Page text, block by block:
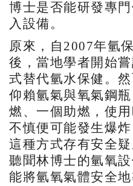
博士是否能研發專
入設備。
原來，自2007年氫
後，當地學者開始
式替代氫水保健。
仰賴氫氣與氧氣鋼
燃、一個助燃，使
不慎便可能發生爆
這種方式存有安全
聽聞林博士的氫氧
能將氫氧氣體安全